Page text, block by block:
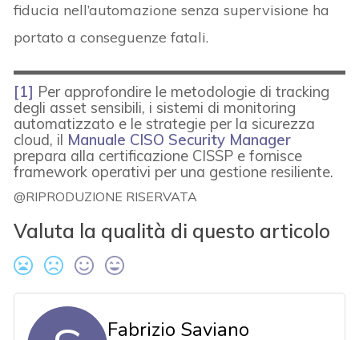
fiducia nell’automazione senza supervisione ha
portato a conseguenze fatali.
[1] Per approfondire le metodologie di tracking
degli asset sensibili, i sistemi di monitoring
automatizzato e le strategie per la sicurezza
cloud, il Manuale CISO Security Manager
prepara alla certificazione CISSP e fornisce
framework operativi per una gestione resiliente.
@RIPRODUZIONE RISERVATA
Valuta la qualità di questo articolo
Fabrizio Saviano